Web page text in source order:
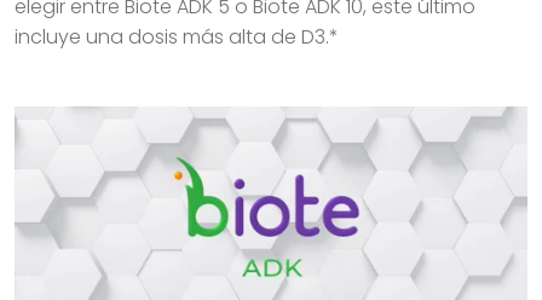
elegir entre Biote ADK 5 o Biote ADK 10, este último
incluye una dosis más alta de D3.*